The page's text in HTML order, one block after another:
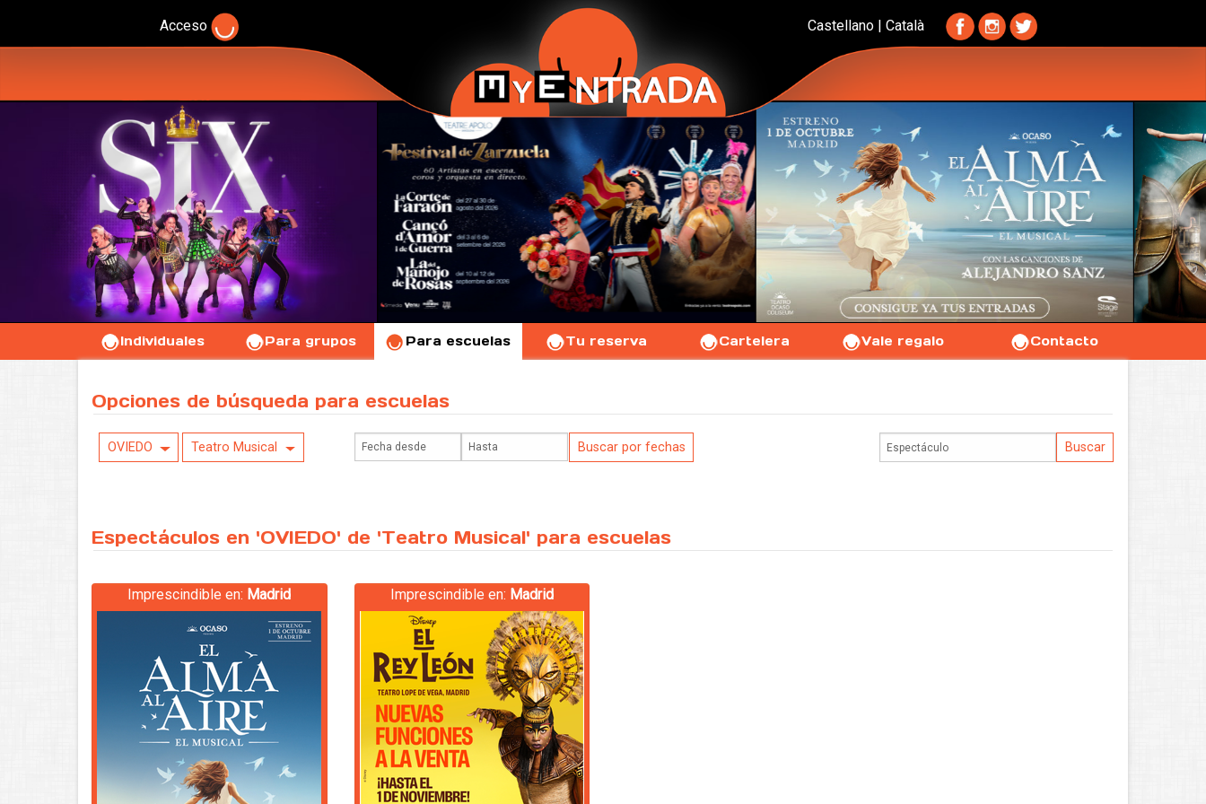
Acceso Castellano |Català
Individuales Para grupos Para escuelas Tu reserva Cartelera Vale regalo Contacto
Opciones de búsqueda para escuelas
OVIEDO Teatro Musical
Espectáculos en 'OVIEDO' de 'Teatro Musical' para escuelas
Imprescindible en: Madrid Imprescindible en: Madrid